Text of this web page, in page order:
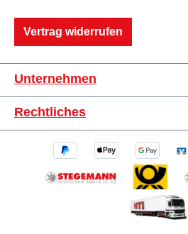
Vertrag widerrufen
Unternehmen
Rechtliches